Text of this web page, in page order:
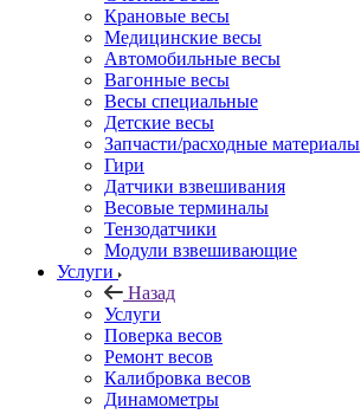
Крановые весы
Медицинские весы
Автомобильные весы
Вагонные весы
Весы специальные
Детские весы
Запчасти/расходные материалы
Гири
Датчики взвешивания
Весовые терминалы
Тензодатчики
Модули взвешивающие
Услуги
Назад
Услуги
Поверка весов
Ремонт весов
Калибровка весов
Динамометры